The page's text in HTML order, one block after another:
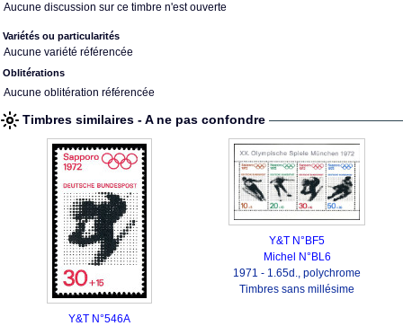
Aucune discussion sur ce timbre n'est ouverte
Variétés ou particularités
Aucune variété référencée
Oblitérations
Aucune oblitération référencée
Timbres similaires - A ne pas confondre
Y&T N°546A
Y&T N°BF5
Michel N°BL6
1971 - 1.65d., polychrome
Timbres sans millésime